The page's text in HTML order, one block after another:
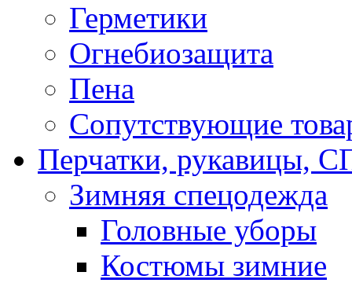
Герметики
Огнебиозащита
Пена
Сопутствующие
Перчатки,
Зимняя спецодежда
Головные уборы
Костюмы зимние